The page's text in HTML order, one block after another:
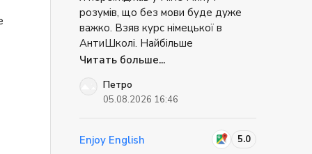
розумів, що без мови буде дуже
важко. Взяв курс німецької в
АнтиШколі. Найбільше
сподобалось, що ми не просто
життєві ситуації: як орендувати
квартиру, як спілкуватись у банку,
супер практично. Коли я приїхав, я
Читать больше...
Петро
05.08.2026 16:46
Enjoy English 5.0